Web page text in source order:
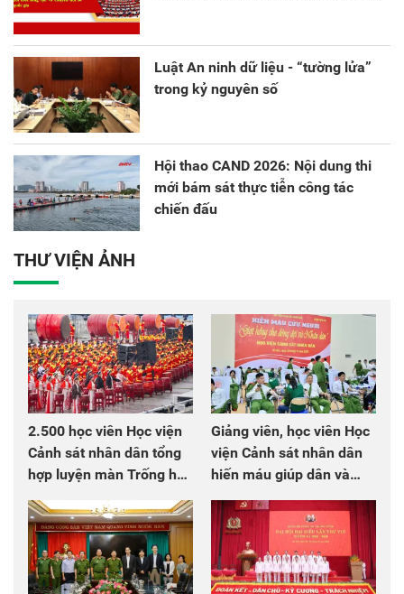
Luật An ninh dữ liệu - “tường lửa”
trong kỷ nguyên số
Hội thao CAND 2026: Nội dung thi
mới bám sát thực tiễn công tác
chiến đấu
THƯ VIỆN ẢNH
2.500 học viên Học viện
Cảnh sát nhân dân tổng
hợp luyện màn Trống hội
Giảng viên, học viên Học
viện Cảnh sát nhân dân
hiến máu giúp dân và